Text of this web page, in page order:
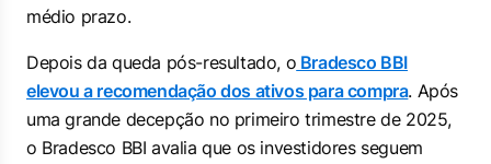
médio prazo.
Depois da queda pós-resultado, o Bradesco BBI
elevou a recomendação dos ativos para compra. Após
uma grande decepção no primeiro trimestre de 2025,
o Bradesco BBI avalia que os investidores seguem